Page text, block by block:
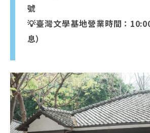
號
💡臺灣文學基地營業時間：
息）